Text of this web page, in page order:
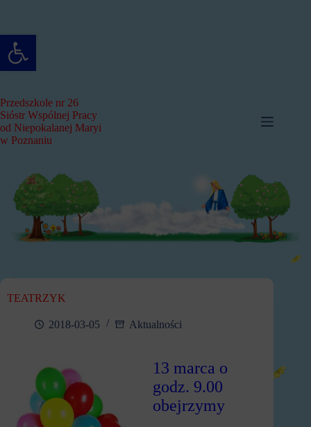
Otwórz pasek narzędzi
Przedszkole nr 26
Sióstr Wspólnej Pracy
od Niepokalanej Maryi
w Poznaniu
TEATRZYK
2018-03-05 Aktualności
13 marca o
godz. 9.00
obejrzymy